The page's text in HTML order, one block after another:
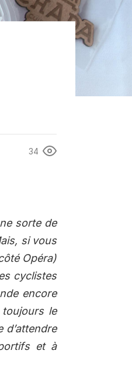
34
sorte de
si vous
Opéra)
cyclistes
encore
le
d’attendre
et à